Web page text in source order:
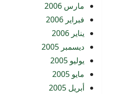
مارس 2006
فبراير 2006
يناير 2006
ديسمبر 2005
يوليو 2005
مايو 2005
أبريل 2005